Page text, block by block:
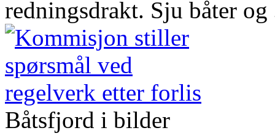
redningsdrakt. Sju båter og
Båtsfjord i bilder